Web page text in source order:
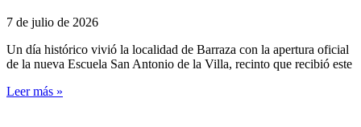
7 de julio de 2026
Un día histórico vivió la localidad de Barraza con la apertura oficial
de la nueva Escuela San Antonio de la Villa, recinto que recibió este
Leer más »